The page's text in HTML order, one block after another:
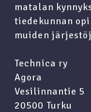
matalan
tiedekunnan
muiden
Technica ry
Agora
Vesilinnantie 5
20500 Turku